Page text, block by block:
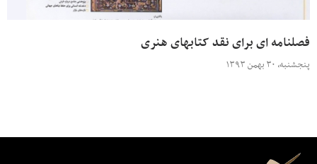
فصلنامه ای برای نقد کتابهای هنری
پنجشنبه، ۳۰ بهمن ۱۳۹۳